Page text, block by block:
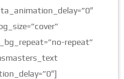
repeat”